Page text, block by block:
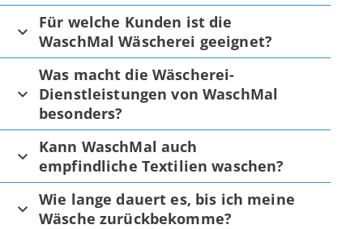
Für welche Kunden ist die
WaschMal Wäscherei geeignet?
Was macht die Wäscherei-
Dienstleistungen von WaschMal
besonders?
Kann WaschMal auch
empfindliche Textilien waschen?
Wie lange dauert es, bis ich meine
Wäsche zurückbekomme?